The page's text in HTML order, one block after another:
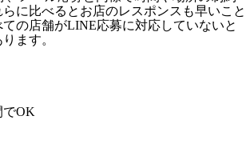
に比べるとお店のレスポンスも早いこと
の店舗がLINE応募に対応していないと
ます。
でOK